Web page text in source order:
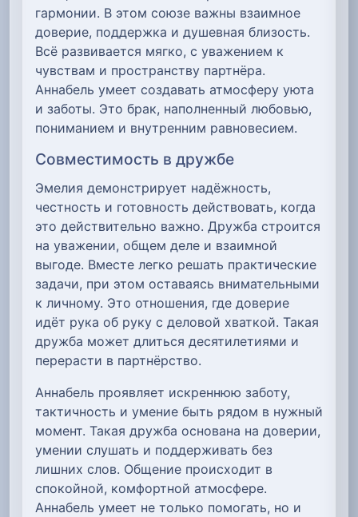
гармонии. В этом союзе важны взаимное
доверие, поддержка и душевная близость.
Всё развивается мягко, с уважением к
чувствам и пространству партнёра.
Аннабель умеет создавать атмосферу уюта
и заботы. Это брак, наполненный любовью,
пониманием и внутренним равновесием.
Совместимость в дружбе
Эмелия демонстрирует надёжность,
честность и готовность действовать, когда
это действительно важно. Дружба строится
на уважении, общем деле и взаимной
выгоде. Вместе легко решать практические
задачи, при этом оставаясь внимательными
к личному. Это отношения, где доверие
идёт рука об руку с деловой хваткой. Такая
дружба может длиться десятилетиями и
перерасти в партнёрство.
Аннабель проявляет искреннюю заботу,
тактичность и умение быть рядом в нужный
момент. Такая дружба основана на доверии,
умении слушать и поддерживать без
лишних слов. Общение происходит в
спокойной, комфортной атмосфере.
Аннабель умеет не только помогать, но и